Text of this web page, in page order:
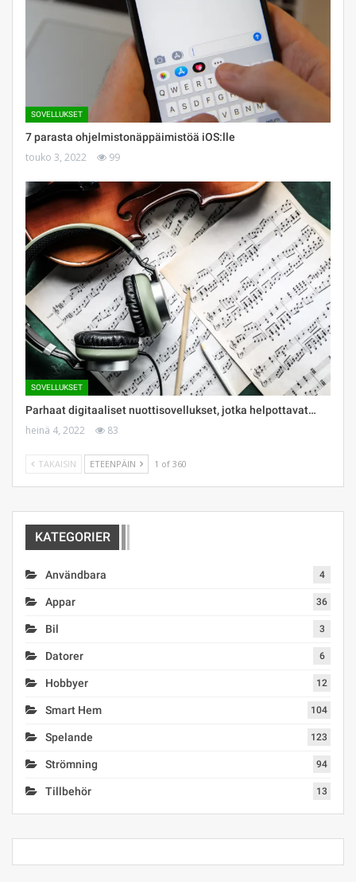
SOVELLUKSET
7 parasta ohjelmistonäppäimistöä iOS:lle
touko 3, 2022 99
SOVELLUKSET
Parhaat digitaaliset nuottisovellukset, jotka helpottavat…
heinä 4, 2022 83
TAKAISIN ETEENPÄIN 1 of 360
KATEGORIER
Användbara 4
Appar 36
Bil 3
Datorer 6
Hobbyer 12
Smart Hem 104
Spelande 123
Strömning 94
Tillbehör 13